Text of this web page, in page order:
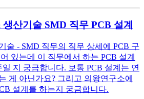
산기술 SMD 직무 PCB 설계
술 - SMD 직무의 직무 상세에 PCB 구
있는데 이 직무에서 하는 PCB 설계
지 궁금합니다. 보통 PCB 설계는 연
게 아닌가요? 그리고 의왕연구소에
설계를 하는지 궁금합니다.